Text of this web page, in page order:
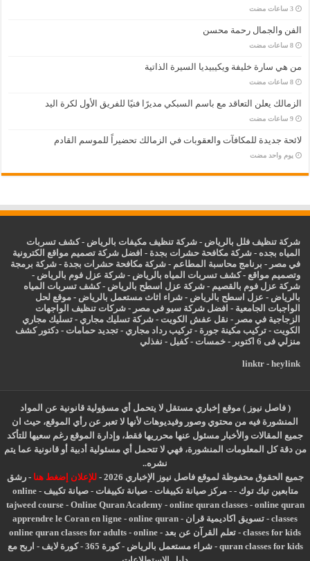
‏3 ساعات مضت
الفن والجمال رحمة محسن
‏8 ساعات مضت
من هي سارة خليفة ويكيبيديا السيرة الذاتية
‏8 ساعات مضت
الزمالك يعلن التعاقد مع باسم السبكي مديرًا فنيًا للفريق الأول لكرة اليد
‏9 ساعات مضت
لائحة جديدة للمكافآت والعقوبات في الزمالك تحضيراً للموسم القادم
‏يوم واحد مضت
شركة تنظيف فلل بالرياض -شركة تنظيف مكيفات بالرياض -كشف تسربات
المياه بجده -شركة مكافحة حشرات بجدة - افضل شركة تصميم مواقع الكترونية
في مصر - برنامج محاسبة المطاعم -شركة مكافحة حشرات بجدة -شركة برمجة
وتصميم مواقع -كشف تسربات المياه بالرياض -شركة عزل فوم بالرياض -
شركة عزل فوم بالقصيم -شركة عزل اسطح بالرياض -كشف تسربات المياه
بالرياض - عزل اسطح بالرياض -شراء اثاث مستعمل بالرياض - موقع لحل
الواجبات الجامعية - افضل شركة سيو في مصر -شركات تنظيف الواجهات
الزجاجية في مصر - نقل عفش الكويت -شركة تسليك مجاري -تسليك مجاري
الكويت -تركيب مكينة جورة -تركيب رداد مجاري -تجديد حمامات -دكتور كشف
منزلي فى 6 اكتوبر
-خمسات -كفيل - نفذلي
linktr- heylink
( فاصل نيوز ) موقع إخباري مستقل لا يتحمل أي مسؤولية قانونية عن المواد
المنشورة فيه من محتوي وصور وفيديوهات لأنها لا تعبر عن رأي الموقع، حيث ان
جميع المقالات والأخبار مسئول عنها محرريها فقط، وإدارة الموقع رغم سعيها للتأكد
من دقة كل المعلومات المنشورة، فهي لا تتحمل أي مسئولية أدبية أو قانونية عما يتم
نشره..
جميع الحقوق محفوظة لموقع فاصل نيوز الإخباري 2026 -
للإعلان إضغط هنا -رشق
متابعين تيك توك -
-مركز صيانة تكييفات -صيانة تكييفات -صيانة تكييف -
online
tajweed course- Online Quran Academy- online quran classes- online quran
classes
- تسويق اكاديمية قران -
apprendre le Coran en ligne - online quran
classes for kids
- تعلم القرآن عن بعد -
online quran classes for adults - online
quran classes for kids
-شراء مستعمل بالرياض -كورة 365 -كورة لايف - اربح مع